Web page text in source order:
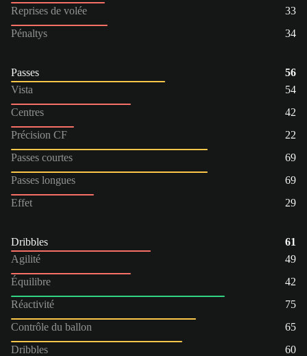
Reprises de volée
33
Pénaltys
34
Passes
56
Vista
54
Centres
42
Précision CF
22
Passes courtes
69
Passes longues
69
Effet
29
Dribbles
61
Agilité
49
Équilibre
42
Réactivité
75
Contrôle du ballon
65
Dribbles
60